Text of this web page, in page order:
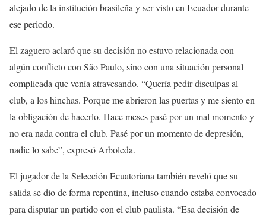
alejado de la institución brasileña y ser visto en Ecuador durante
ese periodo.
El zaguero aclaró que su decisión no estuvo relacionada con
algún conflicto con São Paulo, sino con una situación personal
complicada que venía atravesando. “Quería pedir disculpas al
club, a los hinchas. Porque me abrieron las puertas y me siento en
la obligación de hacerlo. Hace meses pasé por un mal momento y
no era nada contra el club. Pasé por un momento de depresión,
nadie lo sabe”, expresó Arboleda.
El jugador de la Selección Ecuatoriana también reveló que su
salida se dio de forma repentina, incluso cuando estaba convocado
para disputar un partido con el club paulista. “Esa decisión de